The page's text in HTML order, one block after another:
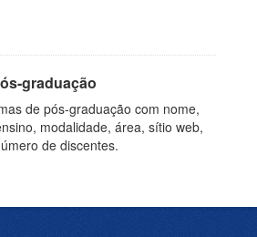
graduação
de pós-graduação com nome,
modalidade, área, sítio web,
de discentes.